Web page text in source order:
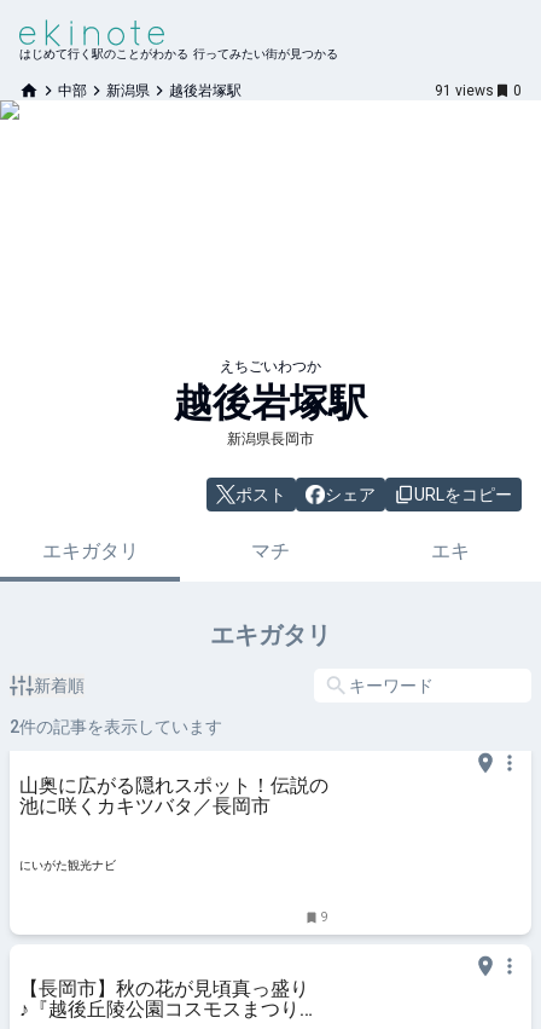
はじめて行く駅のことがわかる 行ってみたい街が見つかる
中部 新潟県 越後岩塚駅 91 views 0
えちごいわつか
越後岩塚駅
新潟県長岡市
ポスト シェア URLをコピー
エキガタリ マチ エキ
エキガタリ
新着順
2件の記事を表示しています
山奥に広がる隠れスポット！伝説の
池に咲くカキツバタ／長岡市
にいがた観光ナビ
9
【長岡市】秋の花が見頃真っ盛り
♪『越後丘陵公園コスモスまつり』